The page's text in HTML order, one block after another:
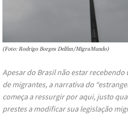
(Foto: Rodrigo Borges Delfim/MigraMundo)
Apesar do Brasil não estar
de migrantes, a narrativa do
começa a ressurgir por aqui, justo
prestes a modificar sua legislação